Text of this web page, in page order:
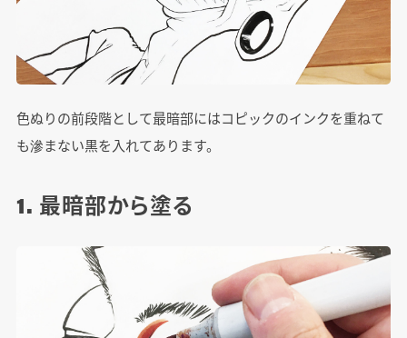
色ぬりの前段階として最暗部にはコピックのインクを重ねて
も滲まない黒を入れてあります。
1. 最暗部から塗る